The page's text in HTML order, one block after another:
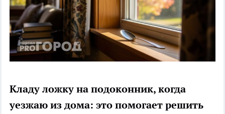
Кладу ложку на подоконник, когда
уезжаю из дома: это помогает решить